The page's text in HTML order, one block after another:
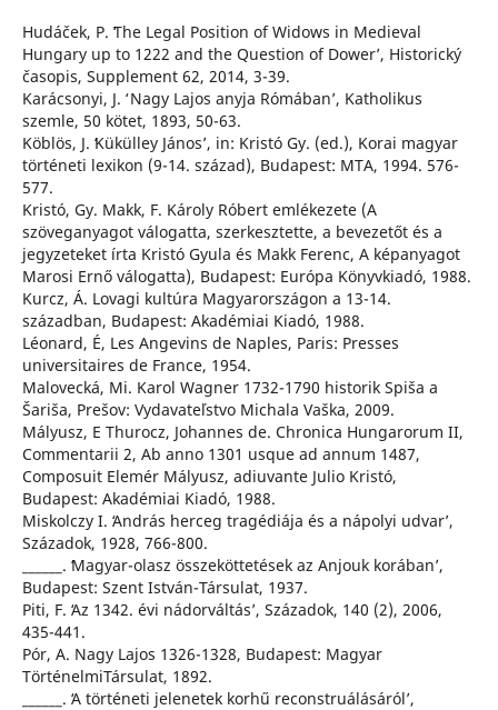
Hudáček, P. ʻThe Legal Position of Widows in Medieval
Hungary up to 1222 and the Question of Dowerʼ, Historický
časopis, Supplement 62, 2014, 3-39.
Karácsonyi, J. ʻ Nagy Lajos anyja Rómábanʼ, Katholikus
szemle, 50 kötet, 1893, 50-63.
Köblös, J. ʻKükülley Jánosʼ, in: Kristó Gy. (ed.), Korai magyar
történeti lexikon (9-14. század), Budapest: MTA, 1994. 576-
577.
Kristó, Gy. Makk, F. Károly Róbert emlékezete (A
szöveganyagot válogatta, szerkesztette, a bevezetőt és a
jegyzeteket írta Kristó Gyula és Makk Ferenc, A képanyagot
Marosi Ernő válogatta), Budapest: Európa Könyvkiadó, 1988.
Kurcz, Á. Lovagi kultúra Magyarországon a 13-14.
században, Budapest: Akadémiai Kiadó, 1988.
Léonard, É, Les Angevins de Naples, Paris: Presses
universitaires de France, 1954.
Malovecká, Mi. Karol Wagner 1732-1790 historik Spiša a
Šariša, Prešov: Vydavateľstvo Michala Vaška, 2009.
Mályusz, E Thurocz, Johannes de. Chronica Hungarorum II,
Commentarii 2, Ab anno 1301 usque ad annum 1487,
Composuit Elemér Mályusz, adiuvante Julio Kristó,
Budapest: Akadémiai Kiadó, 1988.
Miskolczy I. ʻAndrás herceg tragédiája és a nápolyi udvarʼ,
Századok, 1928, 766-800.
______. ʻMagyar-olasz összeköttetések az Anjouk korábanʼ,
Budapest: Szent István-Társulat, 1937.
Piti, F. ʻAz 1342. évi nádorváltásʼ, Századok, 140 (2), 2006,
435-441.
Pór, A. Nagy Lajos 1326-1328, Budapest: Magyar
TörténelmiTársulat, 1892.
______. ʻA történeti jelenetek korhű reconstruálásárólʼ,